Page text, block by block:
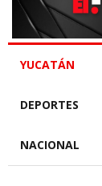
YUCATÁN
DEPORTES
NACIONAL